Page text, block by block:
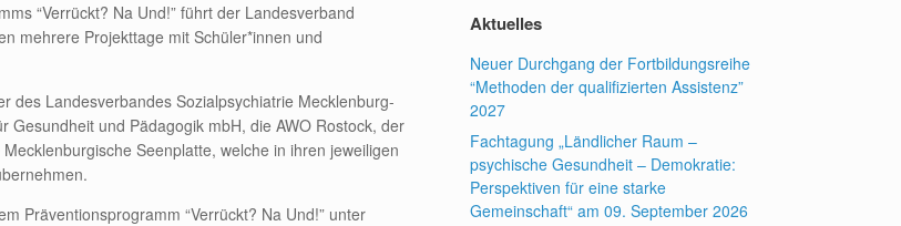
“Verrückt? Na Und!” führt der Landesverband
mehrere Projekttage mit Schüler*innen und
des Landesverbandes Sozialpsychiatrie Mecklenburg-
Gesundheit und Pädagogik mbH, die AWO Rostock, der
Seenplatte, welche in ihren jeweiligen
Präventionsprogramm “Verrückt? Na Und!” unter
Aktuelles
Neuer Durchgang der Fortbildungsreihe
“Methoden der qualifizierten Assistenz”
2027
Fachtagung „Ländlicher Raum –
psychische Gesundheit – Demokratie:
Perspektiven für eine starke
Gemeinschaft“ am 09. September 2026